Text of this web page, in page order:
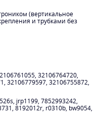
(вертикальное
и трубками без
32106764720,
32106779597, 32106755872,
jrp1199, 7852993242,
8192012r, r0310b, bw9054,